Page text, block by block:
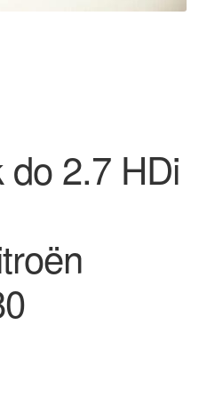
do 2.7 HDi